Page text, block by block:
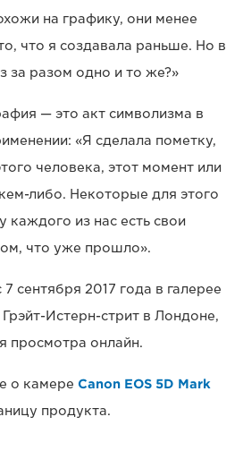
на графику, они менее
что я создавала раньше. Но в
за разом одно и то же?»
— это акт символизма в
«Я сделала пометку,
человека, этот момент или
либо. Некоторые для этого
каждого из нас есть свои
что уже прошло».
сентября 2017 года в галерее
Истерн-стрит в Лондоне,
просмотра онлайн.
о камере Canon EOS 5D Mark
продукта.